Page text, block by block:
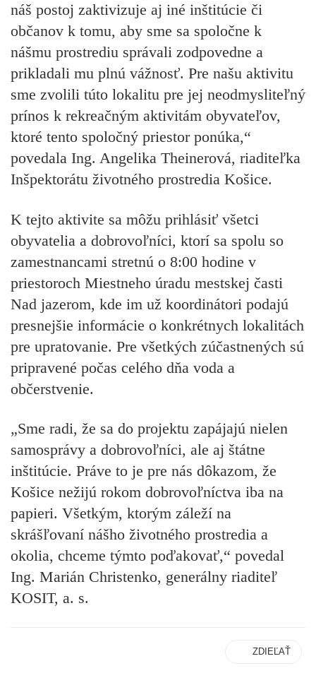
náš postoj zaktivizuje aj iné inštitúcie či
občanov k tomu, aby sme sa spoločne k
nášmu prostrediu správali zodpovedne a
prikladali mu plnú vážnosť. Pre našu aktivitu
sme zvolili túto lokalitu pre jej neodmysliteľný
prínos k rekreačným aktivitám obyvateľov,
ktoré tento spoločný priestor ponúka,“
povedala Ing. Angelika Theinerová, riaditeľka
Inšpektorátu životného prostredia Košice.
K tejto aktivite sa môžu prihlásiť všetci
obyvatelia a dobrovoľníci, ktorí sa spolu so
zamestnancami stretnú o 8:00 hodine v
priestoroch Miestneho úradu mestskej časti
Nad jazerom, kde im už koordinátori podajú
presnejšie informácie o konkrétnych lokalitách
pre upratovanie. Pre všetkých zúčastnených sú
pripravené počas celého dňa voda a
občerstvenie.
„Sme radi, že sa do projektu zapájajú nielen
samosprávy a dobrovoľníci, ale aj štátne
inštitúcie. Práve to je pre nás dôkazom, že
Košice nežijú rokom dobrovoľníctva iba na
papieri. Všetkým, ktorým záleží na
skrášľovaní nášho životného prostredia a
okolia, chceme týmto poďakovať,“ povedal
Ing. Marián Christenko, generálny riaditeľ
KOSIT, a. s.
ZDIEĽAŤ